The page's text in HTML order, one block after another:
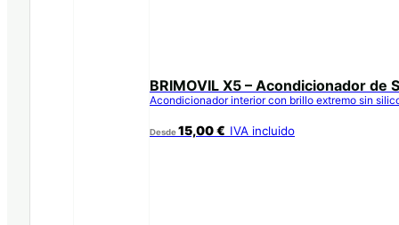
BRIMOVIL X5 – Acondicionador
Acondicionador interior con brillo extremo sin
Desde15,00€ IVA incluido